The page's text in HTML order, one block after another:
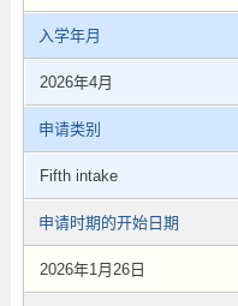
入学年月
2026年4月
申请类别
Fifth intake
申请时期的开始日期
2026年1月26日